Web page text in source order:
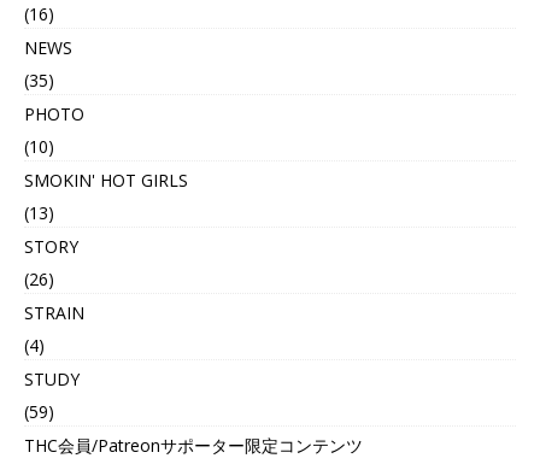
(16)
NEWS
(35)
PHOTO
(10)
SMOKIN' HOT GIRLS
(13)
STORY
(26)
STRAIN
(4)
STUDY
(59)
THC会員/Patreonサポーター限定コンテンツ